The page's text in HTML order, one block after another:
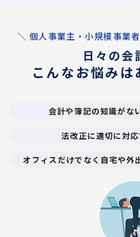
＼ 個人事業主・小規模事業
日々の会
こんなお悩みは
会計や簿記の知識がな
法改正に適切に対
オフィスだけでなく自宅や外